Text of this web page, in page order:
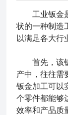
工业钣金
状的一种制造
以满足各大行
首先，该钣
产中，往往需
钣金加工可以
个零件都能够
效率和产品质